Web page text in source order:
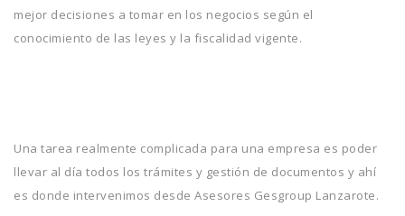
mejor decisiones a tomar en los negocios según el
conocimiento de las leyes y la fiscalidad vigente.
Una tarea realmente complicada para una empresa es poder
llevar al día todos los trámites y gestión de documentos y ahí
es donde intervenimos desde Asesores Gesgroup Lanzarote.